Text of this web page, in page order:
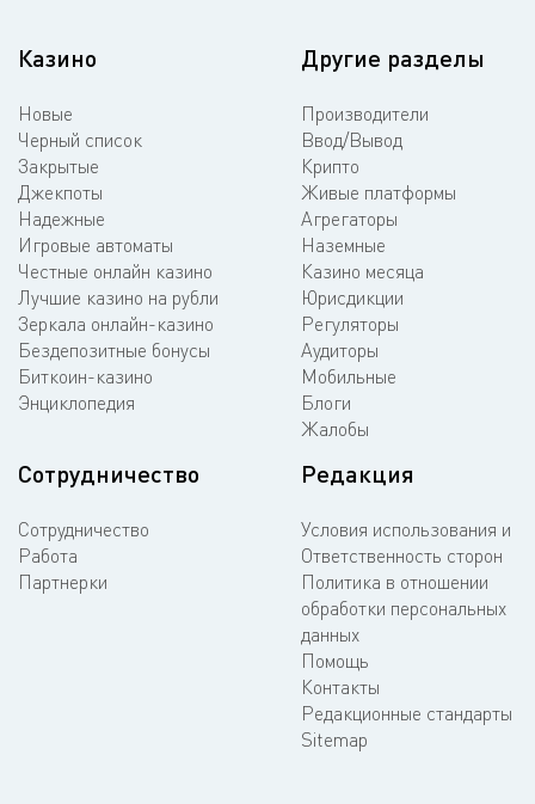
Казино
Новые
Черный список
Закрытые
Джекпоты
Надежные
Игровые автоматы
Честные онлайн казино
Лучшие казино на рубли
Зеркала онлайн-казино
Бездепозитные бонусы
Биткоин-казино
Энциклопедия
Другие разделы
Производители
Ввод/Вывод
Крипто
Живые платформы
Агрегаторы
Наземные
Казино месяца
Юрисдикции
Регуляторы
Аудиторы
Мобильные
Блоги
Жалобы
Сотрудничество
Сотрудничество
Работа
Партнерки
Редакция
Условия использования и
Ответственность сторон
Политика в отношении
обработки персональных
данных
Помощь
Контакты
Редакционные стандарты
Sitemap